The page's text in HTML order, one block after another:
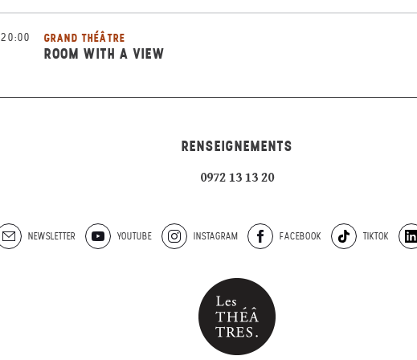
20:00 GRAND THÉÂTRE
ROOM WITH A VIEW
RENSEIGNEMENTS
0972 13 13 20
NEWSLETTER YOUTUBE INSTAGRAM FACEBOOK TIKTOK